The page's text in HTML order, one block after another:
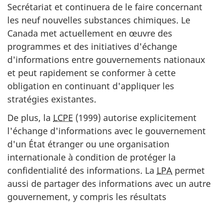
Secrétariat et continuera de le faire concernant
les neuf nouvelles substances chimiques. Le
Canada met actuellement en œuvre des
programmes et des initiatives d'échange
d'informations entre gouvernements nationaux
et peut rapidement se conformer à cette
obligation en continuant d'appliquer les
stratégies existantes.
De plus, la LCPE (1999) autorise explicitement
l'échange d'informations avec le gouvernement
d'un État étranger ou une organisation
internationale à condition de protéger la
confidentialité des informations. La LPA permet
aussi de partager des informations avec un autre
gouvernement, y compris les résultats